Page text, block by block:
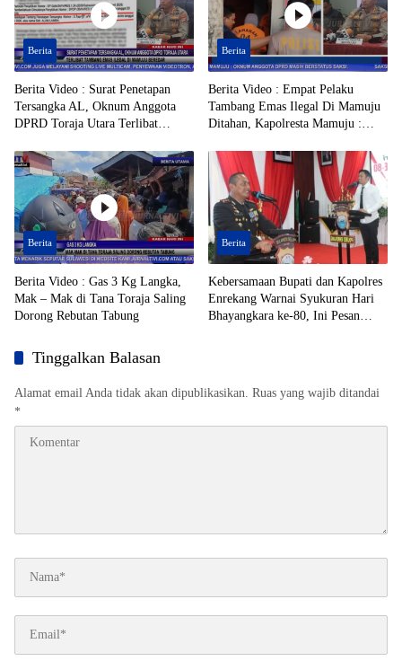
Berita
Berita Video : Surat Penetapan
Tersangka AL, Oknum Anggota
DPRD Toraja Utara Terlibat
Beredar
Berita
Berita Video : Empat Pelaku
Tambang Emas Ilegal Di Mamuju
Ditahan, Kapolresta Mamuju :
Berstatus Saksi
Berita
Berita Video : Gas 3 Kg Langka,
Mak – Mak di Tana Toraja Saling
Dorong Rebutan Tabung
Berita
Kebersamaan Bupati dan Kapolres
Enrekang Warnai Syukuran Hari
Bhayangkara ke-80, Ini Pesan
Tinggalkan Balasan
Alamat email Anda tidak akan dipublikasikan. Ruas yang wajib ditandai
*